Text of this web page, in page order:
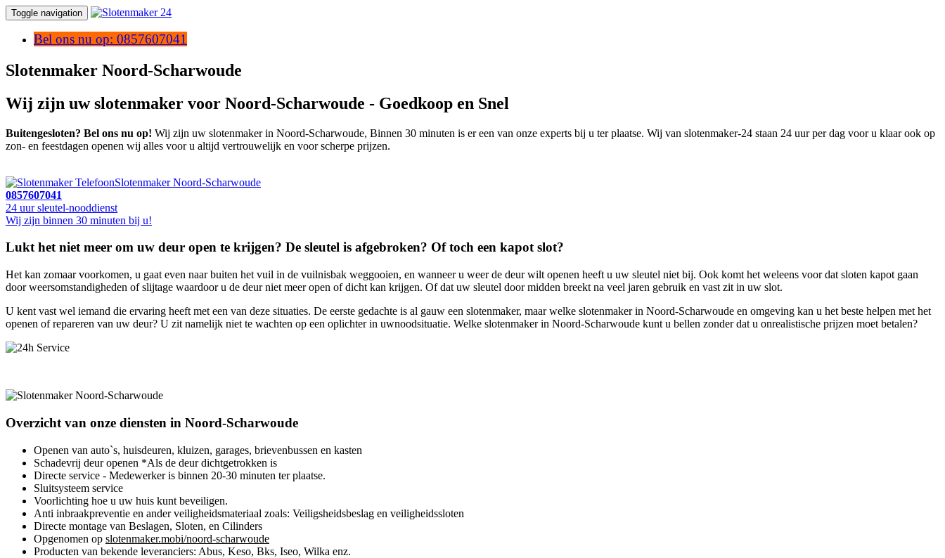
Toggle navigation
Bel ons nu op: 0857607041
Slotenmaker Noord-Scharwoude
Wij zijn uw slotenmaker voor Noord-Scharwoude - Goedkoop en Snel
Buitengesloten? Bel ons nu op! Wij zijn uw slotenmaker in Noord-Scharwoude, Binnen 30 minuten is er een van onze experts bij u ter plaatse. Wij van slotenmaker-24 staan 24 uur per dag voor u klaar ook op
zon- en feestdagen openen wij alles voor u altijd vertrouwelijk en voor scherpe prijzen.
Slotenmaker Noord-Scharwoude
0857607041
24 uur sleutel-nooddienst
Wij zijn binnen 30 minuten bij u!
Lukt het niet meer om uw deur open te krijgen? De sleutel is afgebroken? Of toch een kapot slot?
Het kan zomaar voorkomen, u gaat even naar buiten het vuil in de vuilnisbak weggooien, en wanneer u weer de deur wilt openen heeft u uw sleutel niet bij. Ook komt het weleens voor dat sloten kapot gaan
door weersomstandigheden of slijtage waardoor u de deur niet meer open of dicht kan krijgen. Of dat uw sleutel door midden breekt na veel jaren gebruik en vast zit in uw slot.
U kent vast wel iemand die ervaring heeft met een van deze situaties. De eerste gedachte is al gauw een slotenmaker, maar welke slotenmaker in Noord-Scharwoude en omgeving kan u het beste helpen met het
openen of repareren van uw deur? U zit namelijk niet te wachten op een oplichter in uwnoodsituatie. Welke slotenmaker in Noord-Scharwoude kunt u bellen zonder dat u onrealistische prijzen moet betalen?
Overzicht van onze diensten in Noord-Scharwoude
Openen van auto`s, huisdeuren, kluizen, garages, brievenbussen en kasten
Schadevrij deur openen *Als de deur dichtgetrokken is
Directe service - Medewerker is binnen 20-30 minuten ter plaatse.
Sluitsysteem service
Voorlichting hoe u uw huis kunt beveiligen.
Anti inbraakpreventie en ander veiligheidsmateriaal zoals: Veiligsheidsbeslag en veiligheidssloten
Directe montage van Beslagen, Sloten, en Cilinders
Opgenomen op slotenmaker.mobi/noord-scharwoude
Producten van bekende leveranciers: Abus, Keso, Bks, Iseo, Wilka enz.